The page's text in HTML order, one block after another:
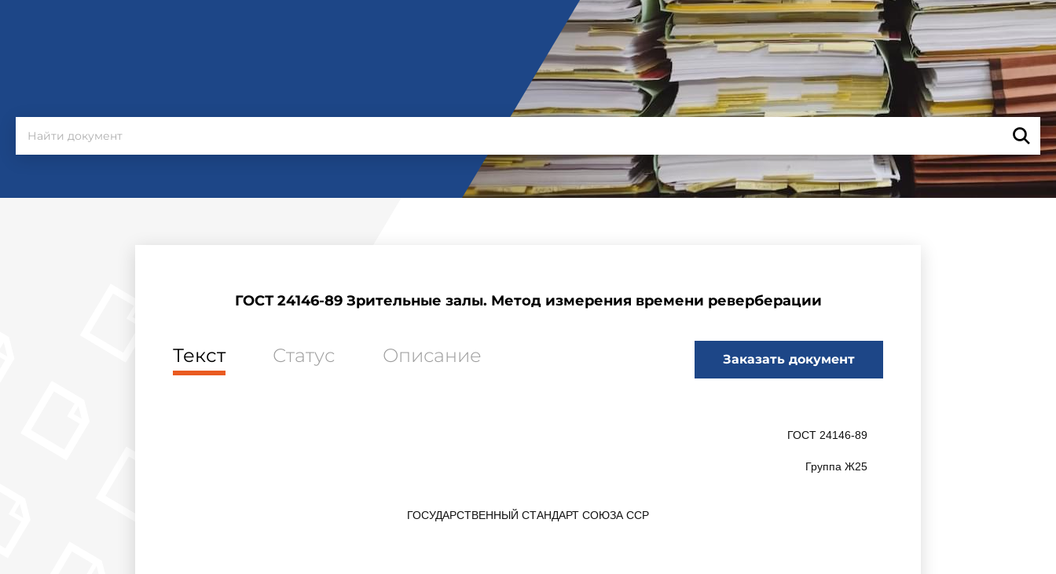
ГОСТ 24146-89 Зрительные залы. Метод измерения времени реверберации
Текст Статус Описание Заказать документ
ГОСТ 24146-89
Группа Ж25
ГОСУДАРСТВЕННЫЙ СТАНДАРТ СОЮЗА ССР